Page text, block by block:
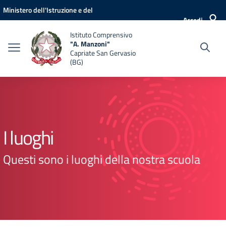
Vai ai contenuti
Vai al menu di navigazione
Vai al footer
Ministero dell'Istruzione e del
Accedi
Istituto Comprensivo
"A. Manzoni"
Capriate San Gervasio
(BG)
I luoghi
Questi sono i luoghi della nostra scuola